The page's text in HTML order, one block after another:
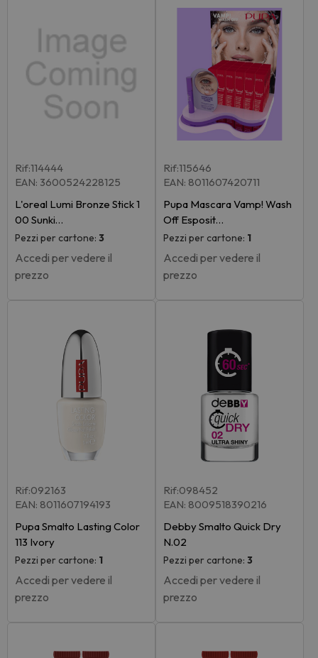
Rif:114444
EAN: 3600524228125
L'oreal Lumi Bronze Stick 1
00 Sunki…
Pezzi per cartone: 3
Accedi per vedere il
prezzo
Rif:115646
EAN: 8011607420711
Pupa Mascara Vamp! Wash
Off Esposit…
Pezzi per cartone: 1
Accedi per vedere il
prezzo
Rif:092163
EAN: 8011607194193
Pupa Smalto Lasting Color
113 Ivory
Pezzi per cartone: 1
Accedi per vedere il
prezzo
Rif:098452
EAN: 8009518390216
Debby Smalto Quick Dry
N.02
Pezzi per cartone: 3
Accedi per vedere il
prezzo